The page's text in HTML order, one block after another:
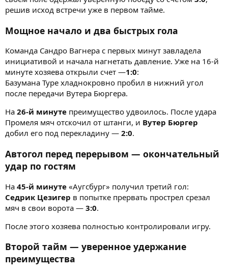
решив исход встречи уже в первом тайме.
Мощное начало и два быстрых гола
Команда Сандро Вагнера с первых минут завладела
инициативой и начала нагнетать давление. Уже на 16-й
минуте хозяева открыли счет —1:0:
Базумана Туре хладнокровно пробил в нижний угол
после передачи Вутера Бюргера.
На 26-й минуте преимущество удвоилось. После удара
Промеля мяч отскочил от штанги, и Вутер Бюргер
добил его под перекладину — 2:0.
Автогол перед перерывом — окончательный
удар по гостям
На 45-й минуте «Аугсбург» получил третий гол:
Седрик Цезигер в попытке прервать прострел срезал
мяч в свои ворота — 3:0.
После этого хозяева полностью контролировали игру.
Второй тайм — уверенное удержание
преимущества